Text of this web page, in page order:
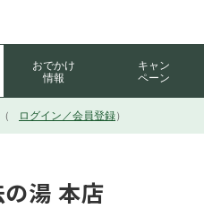
おでかけ
情報
キャン
ペーン
ログイン／会員登録）
湯 本店